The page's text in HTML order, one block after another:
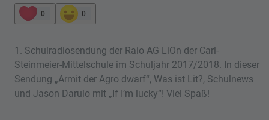
0 0
1. Schulradiosendung der Raio AG LiOn der Carl-
Steinmeier-Mittelschule im Schuljahr 2017/2018. In dieser
Sendung „Armit der Agro dwarf“, Was ist Lit?, Schulnews
und Jason Darulo mit „If I’m lucky“! Viel Spaß!